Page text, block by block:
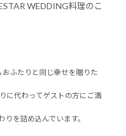
WEDDING料理のこ
ふたりと同じ幸せを贈りた
に代わってゲストの方にご満
を詰め込んでいます。